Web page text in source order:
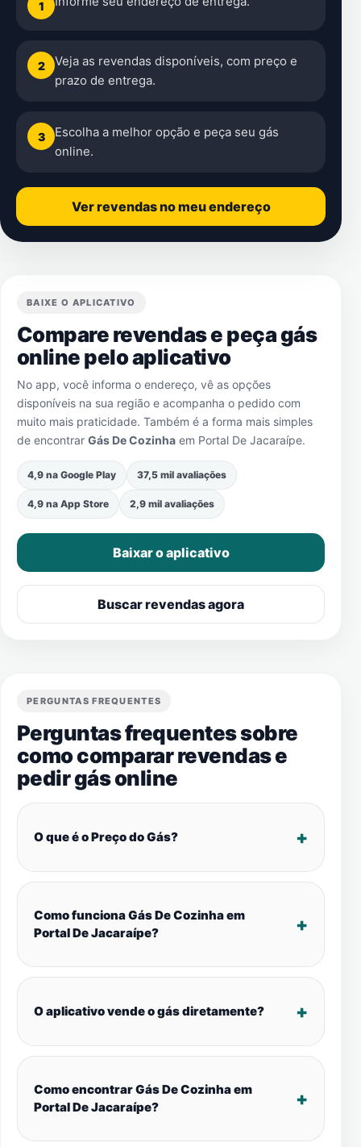
1
2
Veja as revendas disponíveis, com preço e
prazo de entrega.
3
Escolha a melhor opção e peça seu gás
online.
Ver revendas no meu endereço
BAIXE O APLICATIVO
Compare revendas e peça gás
online pelo aplicativo
No app, você informa o endereço, vê as opções
disponíveis na sua região e acompanha o pedido com
muito mais praticidade. Também é a forma mais simples
de encontrar Gás De Cozinha em Portal De Jacaraípe.
4,9 na Google Play 37,5 mil avaliações
4,9 na App Store 2,9 mil avaliações
Baixar o aplicativo
Buscar revendas agora
PERGUNTAS FREQUENTES
Perguntas frequentes sobre
como comparar revendas e
pedir gás online
O que é o Preço do Gás?
Como funciona Gás De Cozinha em
Portal De Jacaraípe?
O aplicativo vende o gás diretamente?
Como encontrar Gás De Cozinha em
Portal De Jacaraípe?